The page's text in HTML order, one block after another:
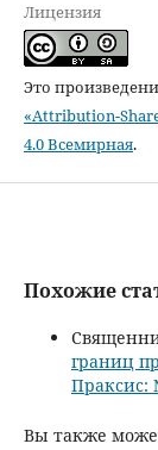
Лицензия
Это
«Attribution-
4.0 Всемирная.
Похожие
границ
Праксис:
Вы также